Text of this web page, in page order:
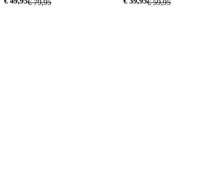
€ 79,95 € 59,95